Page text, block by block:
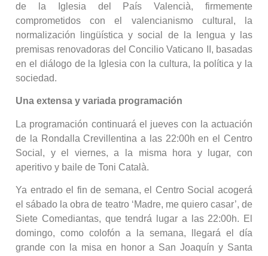
de la Iglesia del País Valencià, firmemente
comprometidos con el valencianismo cultural, la
normalización lingüística y social de la lengua y las
premisas renovadoras del Concilio Vaticano II, basadas
en el diálogo de la Iglesia con la cultura, la política y la
sociedad.
Una extensa y variada programación
La programación continuará el jueves con la actuación
de la Rondalla Crevillentina a las 22:00h en el Centro
Social, y el viernes, a la misma hora y lugar, con
aperitivo y baile de Toni Català.
Ya entrado el fin de semana, el Centro Social acogerá
el sábado la obra de teatro ‘Madre, me quiero casar’, de
Siete Comediantas, que tendrá lugar a las 22:00h. El
domingo, como colofón a la semana, llegará el día
grande con la misa en honor a San Joaquín y Santa